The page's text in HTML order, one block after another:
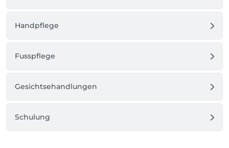
verlassen – und mit einem gepflegten
Parkmöglichkeiten:
stehen Ihnen ebenfalls ausreichend kostenfreie
Hinweis:
Handpflege
Fusspflege
Gesichtsehandlungen
Schulung